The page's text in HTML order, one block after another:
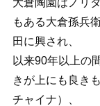
もある大倉孫兵
田に興され、
以来90年以上の
きが上にも良き
チャイナ）、